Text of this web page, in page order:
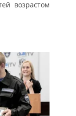
возрастом